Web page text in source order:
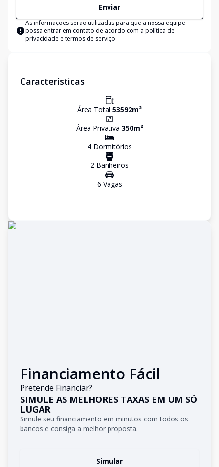
Enviar
As informações serão utilizadas para que a nossa equipe
possa entrar em contato de acordo com a política de
privacidade e termos de serviço
Características
Área Total 53592m²
Área Privativa 350m²
4Dormitórios
2 Banheiros
6 Vagas
Financiamento Fácil
Pretende Financiar?
SIMULE AS MELHORES TAXAS EM UM SÓ
LUGAR
Simule seu financiamento em minutos com todos os
bancos e consiga a melhor proposta.
Simular